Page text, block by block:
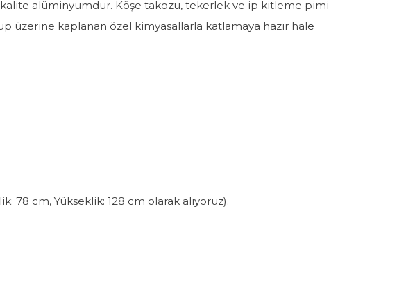
alüminyumdur. Köşe takozu, tekerlek ve ip kitleme pimi
üzerine kaplanan özel kimyasallarla katlamaya hazır hale
78 cm, Yükseklik: 128 cm olarak alıyoruz).